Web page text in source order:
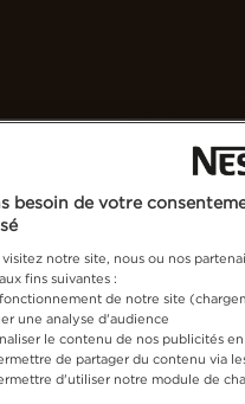
besoin de votre
notre site, nous ou nos
fins suivantes :
de notre site
une analyse d'audience
le contenu de nos publicités
de partager du contenu via
d'utiliser notre module de